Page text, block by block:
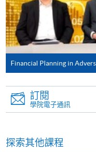
有關繳費詳情，請參閱
何疑問，請詳閱個別課
人或報名中心。
課程/科目報名注意事
JavaScript程式瀏
Google Chrome瀏
必須重新開始整個
Financial Planning in
訂閱
學院電子通訊
探索其他課程